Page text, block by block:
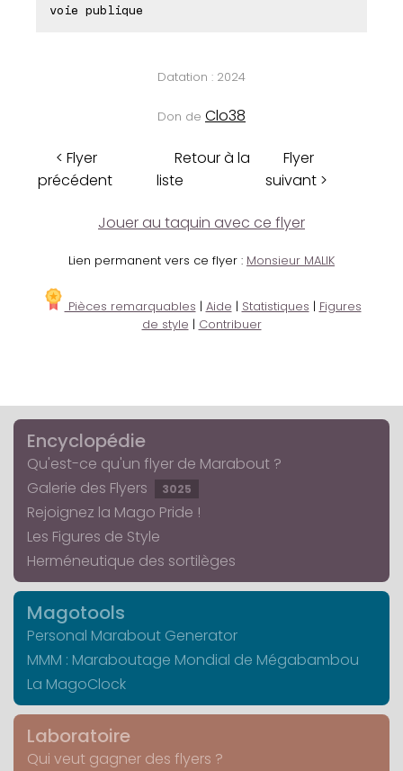
voie publique
Datation : 2024
Don de Clo38
< Flyer
précédent
Retour à la
liste
Flyer
suivant >
Jouer au taquin avec ce flyer
Lien permanent vers ce flyer : Monsieur MALIK
Pièces remarquables | Aide | Statistiques | Figures
de style | Contribuer
Encyclopédie
Qu'est-ce qu'un flyer de Marabout ?
Galerie des Flyers
3025
Rejoignez la Mago Pride !
Les Figures de Style
Herméneutique des sortilèges
Magotools
Personal Marabout Generator
MMM : Maraboutage Mondial de Mégabambou
La MagoClock
Laboratoire
Qui veut gagner des flyers ?